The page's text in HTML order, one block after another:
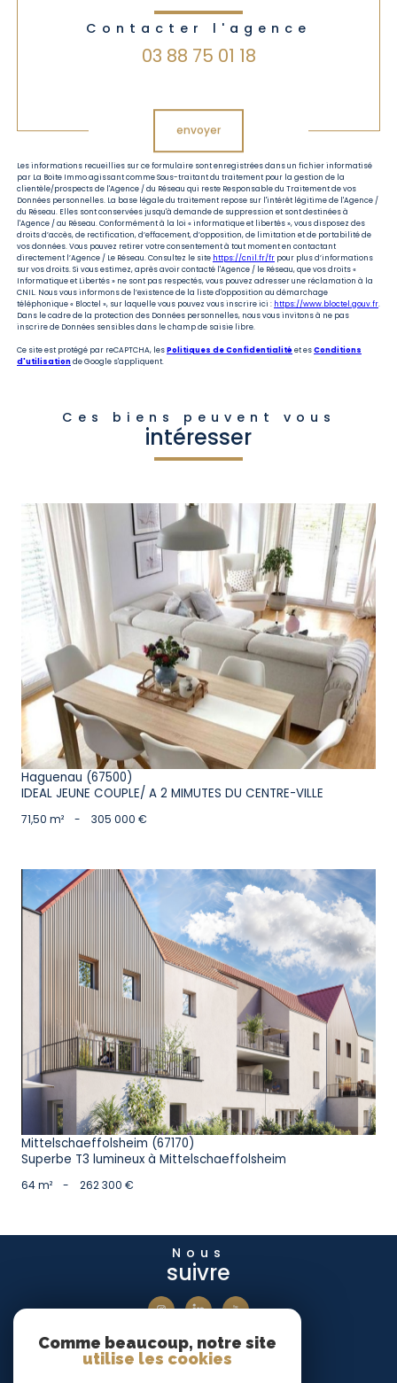
Contacter l'agence
03 88 75 01 18
envoyer
Les informations recueillies sur ce formulaire sont enregistrées dans un fichier informatisé
par La Boite Immo agissant comme Sous-traitant du traitement pour la gestion de la
clientèle/prospects de l'Agence / du Réseau qui reste Responsable du Traitement de vos
Données personnelles. La base légale du traitement repose sur l'intérêt légitime de l'Agence /
du Réseau. Elles sont conservées jusqu'à demande de suppression et sont destinées à
l'Agence / au Réseau. Conformément à la loi « informatique et libertés », vous disposez des
droits d’accès, de rectification, d’effacement, d’opposition, de limitation et de portabilité de
vos données. Vous pouvez retirer votre consentement à tout moment en contactant
directement l’Agence / Le Réseau. Consultez le site https://cnil.fr/fr pour plus d’informations
sur vos droits. Si vous estimez, après avoir contacté l'Agence / le Réseau, que vos droits «
Informatique et Libertés » ne sont pas respectés, vous pouvez adresser une réclamation à la
CNIL. Nous vous informons de l’existence de la liste d'opposition au démarchage
téléphonique « Bloctel », sur laquelle vous pouvez vous inscrire ici : https://www.bloctel.gouv.fr.
Dans le cadre de la protection des Données personnelles, nous vous invitons à ne pas
inscrire de Données sensibles dans le champ de saisie libre.
Ce site est protégé par reCAPTCHA, lesPolitiques de Confidentialitéet esConditions
d'utilisationde Google s'appliquent.
Ces biens peuvent vous
intéresser
voir le bien
Haguenau (67500)
IDEAL JEUNE COUPLE/ A 2 MIMUTES DU CENTRE-VILLE
71,50 m² - 305 000 €
voir le bien
Mittelschaeffolsheim (67170)
Superbe T3 lumineux à Mittelschaeffolsheim
64 m² - 262 300 €
Nous
suivre
Nous
adhérons
Comme beaucoup, notre site
utilise les cookies